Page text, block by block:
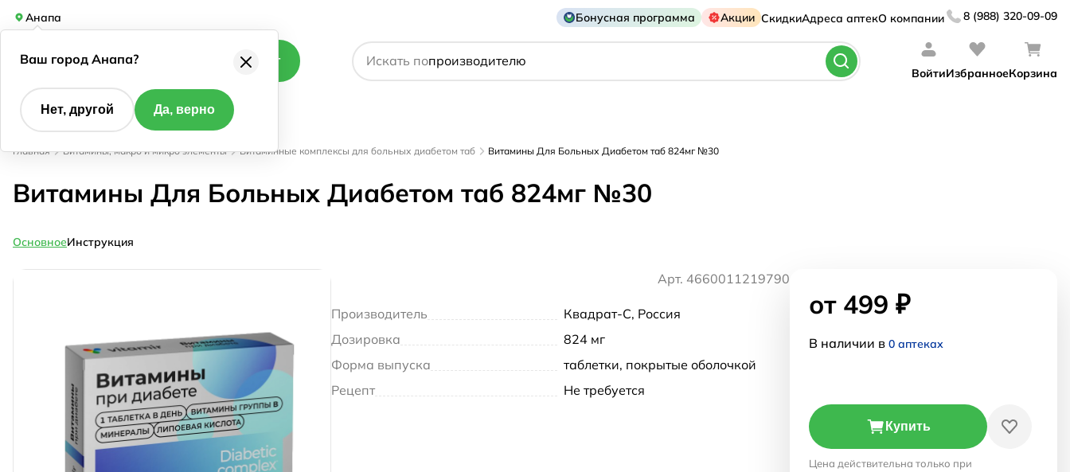
Анапа Бонусная программа Акции СкидкиАдреса аптекО компании 8 (988) 320-09-09
Каталог Искать по
действующему веществу
производителю
ВойтиИзбранноеКорзина
Главная Витамины, макро и микро элементы Витаминные комплексы для больных диабетом таб Витамины Для Больных Диабетом таб 824мг №30
Витамины Для Больных Диабетом таб 824мг №30
ОсновноеИнструкция
Арт. 4660011219790
Производитель
Квадрат-С, Россия
Дозировка
824 мг
Форма выпуска
таблетки, покрытые оболочкой
Рецепт
Не требуется
от 499 ₽
В наличии в 0 аптеках
Купить
Цена действительна только при
Ваш город Анапа?
Нет, другой Да, верно